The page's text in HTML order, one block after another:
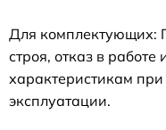
Для комплектующих:
строя, отказ в
характеристикам
эксплуатации.